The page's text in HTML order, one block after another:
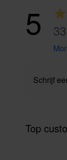
5
Schrijf
Top